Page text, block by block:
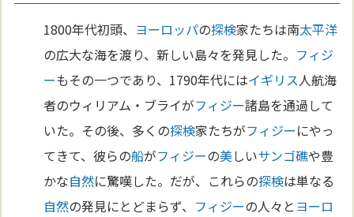
1800年代初頭、 ヨーロッパの探検家たちは南太平洋
の広大な海を渡り、新しい島々を発見した。 フィジ
ーもその一つであり、1790年代にはイギリス人航海
者のウィリアム・ブライがフィジー諸島を通過して
いた。その後、多くの探検家たちがフィジーにやっ
てきて、彼らの船がフィジーの美しいサンゴ礁や豊
かな自然に驚嘆した。だが、これらの探検は単なる
自然の発見にとどまらず、 フィジーの人々と ヨーロ